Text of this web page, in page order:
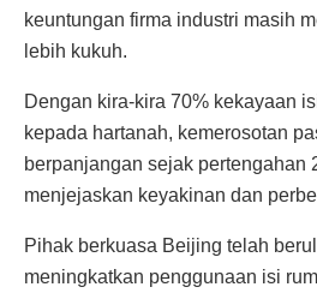
keuntungan firma industri masih
lebih kukuh.
Dengan kira-kira 70% kekayaan
kepada hartanah, kemerosotan
berpanjangan sejak pertengahan
menjejaskan keyakinan dan
Pihak berkuasa Beijing telah
meningkatkan penggunaan isi